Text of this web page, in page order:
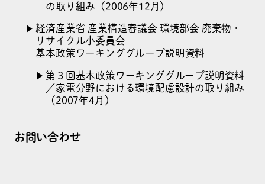
の取り組み （2006年12月）
経済産業省 産業構造審議会 環境部会 廃棄物・
リサイクル小委員会
基本政策ワーキンググループ説明資料
第３回基本政策ワーキンググループ説明資料
／家電分野における環境配慮設計の取り組み
（2007年4月）
お問い合わせ